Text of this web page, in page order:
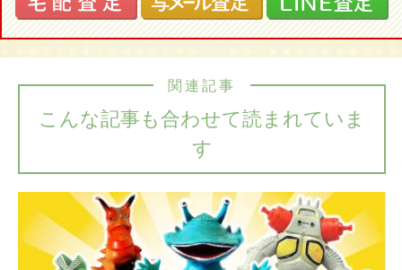
こんな記事も合わせて読まれていま
す
関連記事